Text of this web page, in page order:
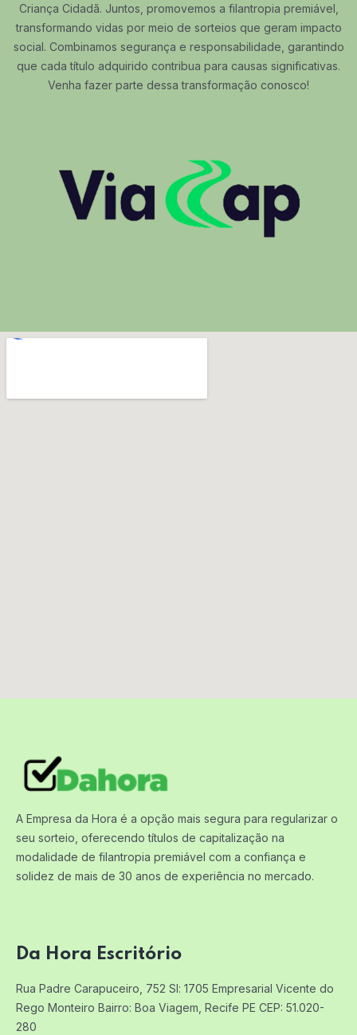
Criança Cidadã. Juntos, promovemos a filantropia premiável,
transformando vidas por meio de sorteios que geram impacto
social. Combinamos segurança e responsabilidade, garantindo
que cada título adquirido contribua para causas significativas.
Venha fazer parte dessa transformação conosco!
A Empresa da Hora é a opção mais segura para regularizar o
seu sorteio, oferecendo títulos de capitalização na
modalidade de filantropia premiável com a confiança e
solidez de mais de 30 anos de experiência no mercado.
Da Hora Escritório
Rua Padre Carapuceiro, 752 Sl: 1705 Empresarial Vicente do
Rego Monteiro Bairro: Boa Viagem, Recife PE CEP: 51.020-
280